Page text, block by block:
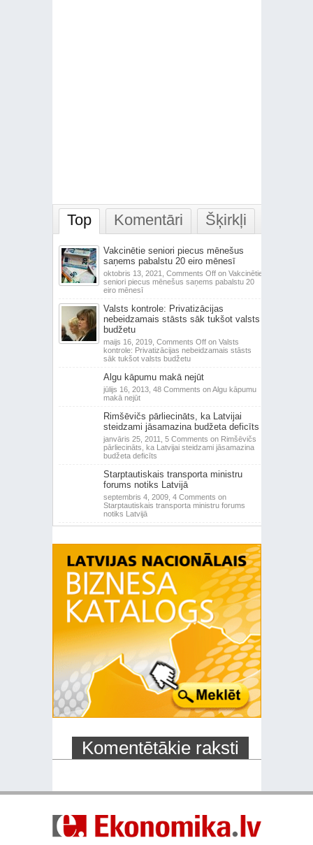
Top Komentāri Šķirkļi
Vakcinētie seniori piecus mēnešus
saņems pabalstu 20 eiro mēnesī
oktobris 13, 2021, Comments Offon Vakcinētie
seniori piecus mēnešus saņems pabalstu 20
eiro mēnesī
Valsts kontrole: Privatizācijas
nebeidzamais stāsts sāk tukšot valsts
budžetu
maijs 16, 2019, Comments Offon Valsts
kontrole: Privatizācijas nebeidzamais stāsts
sāk tukšot valsts budžetu
Algu kāpumu makā nejūt
jūlijs 16, 2013, 48 Comments on Algu kāpumu
makā nejūt
Rimšēvičs pārliecināts, ka Latvijai
steidzami jāsamazina budžeta deficīts
janvāris 25, 2011, 5 Comments on Rimšēvičs
pārliecināts, ka Latvijai steidzami jāsamazina
budžeta deficīts
Starptautiskais transporta ministru
forums notiks Latvijā
septembris 4, 2009, 4 Comments on
Starptautiskais transporta ministru forums
notiks Latvijā
Komentētākie raksti